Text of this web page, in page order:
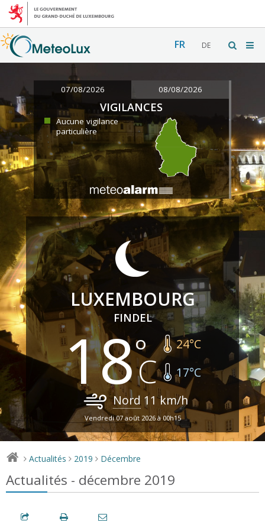
FR DE
07/08/2026 08/08/2026
VIGILANCES
Aucune vigilance
particulière
LUXEMBOURG
FINDEL
18 24°C
17°C
Nord 11km/h
Vendredi 07 août 2026 à 00h15
> Actualités > 2019 > Décembre
Actualités - décembre 2019